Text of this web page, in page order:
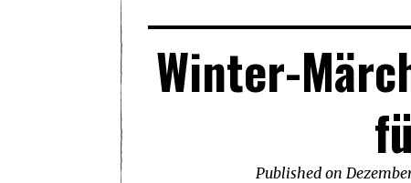
Winter-
Published on